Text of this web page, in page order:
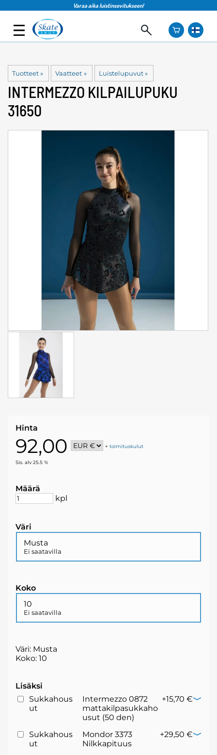
Varaa aika luistinsovitukseen!
Tuotteet‪» Vaatteet ‪» Luistelupuvut ‪»
INTERMEZZO KILPAILUPUKU
31650
Hinta
92,00 +toimituskulut
Sis. alv 25.5 %
Määrä
kpl
Väri
Musta
Ei saatavilla
Koko
10
Ei saatavilla
Väri: Musta
Koko: 10
Lisäksi
Sukkahous
ut
Intermezzo 0872
mattakilpasukkaho
usut (50 den)
+15,70 €
Sukkahous
ut
Mondor 3373
Nilkkapituus
+29,50 €